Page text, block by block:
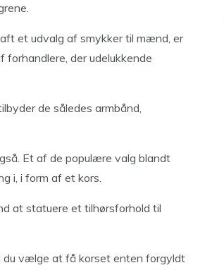
et udvalg af smykker til mænd, er
der udelukkende
de således armbånd,
Et af de populære valg blandt
i, i form af et kors.
at statuere et tilhørsforhold til
du vælge at få korset enten forgyldt